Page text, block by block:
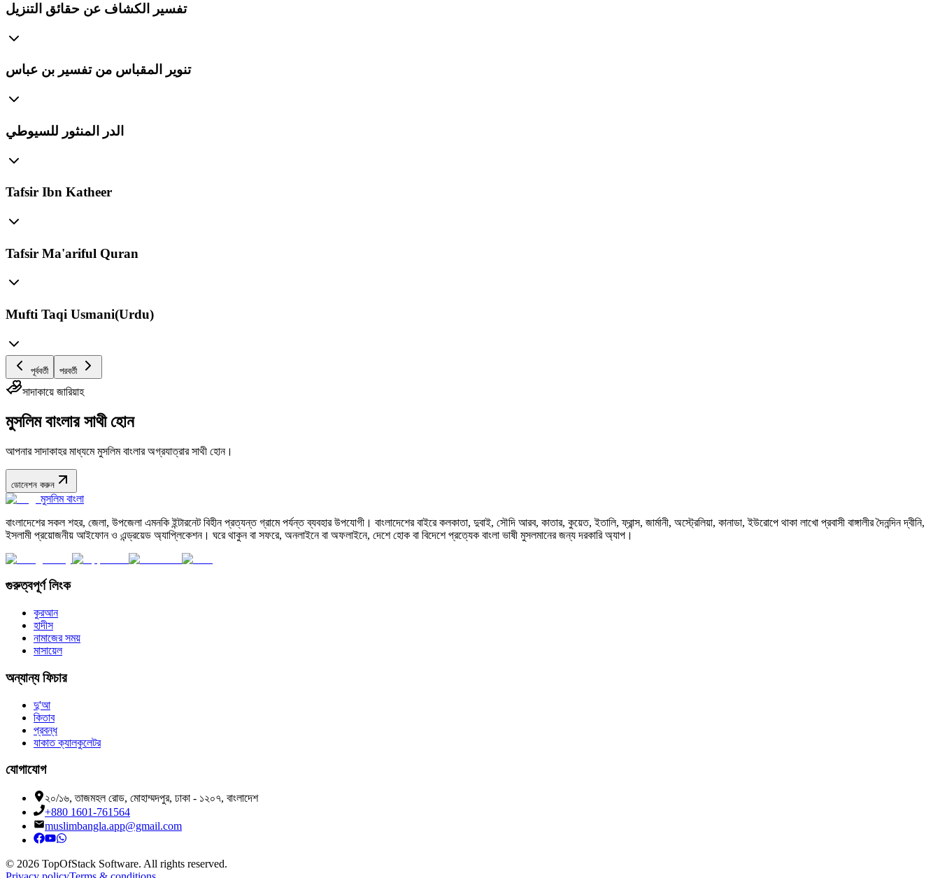
تفسير الكشاف عن حقائق التنزيل
تنوير المقباس من تفسير بن عباس
الدر المنثور للسيوطي
Tafsir Ibn Katheer
Tafsir Ma'ariful Quran
Mufti Taqi Usmani(Urdu)
পূর্ববর্তী পরবর্তী
সাদাকায়ে জারিয়াহ
মুসলিম বাংলার সাথী হোন
আপনার সাদাকাহর মাধ্যমে মুসলিম বাংলার অগ্রযাত্রার সাথী হোন।
ডোনেশন করুন
মুসলিম বাংলা
বাংলাদেশের সকল শহর, জেলা, উপজেলা এমনকি ইন্টারনেট বিহীন প্রত্যন্ত গ্রামে পর্যন্ত ব্যবহার উপযোগী। বাংলাদেশের বাইরে কলকাতা, দুবাই, সৌদি আরব, কাতার, কুয়েত, ইতালি, ফ্রান্স, জার্মানী, অস্ট্রেলিয়া, কানাডা, ইউরোপে থাকা লাখো প্রবাসী বাঙ্গালীর দৈনন্দিন দ্বীনি,
ইসলামী প্রয়োজনীয় আইফোন ও এন্ড্রয়েড অ্যাপ্লিকেশন। ঘরে থাকুন বা সফরে, অনলাইনে বা অফলাইনে, দেশে হোক বা বিদেশে প্রত্যেক বাংলা ভাষী মুসলমানের জন্য দরকারি অ্যাপ।
গুরুত্বপূর্ণ লিংক
কুরআন
হাদীস
নামাজের সময়
মাসায়েল
অন্যান্য ফিচার
দু'আ
কিতাব
প্রবন্ধ
যাকাত ক্যালকুলেটর
যোগাযোগ
২০/১৬, তাজমহল রোড, মোহাম্মদপুর, ঢাকা - ১২০৭, বাংলাদেশ
+880 1601-761564
muslimbangla.app@gmail.com
© 2026 TopOfStack Software. All rights reserved.